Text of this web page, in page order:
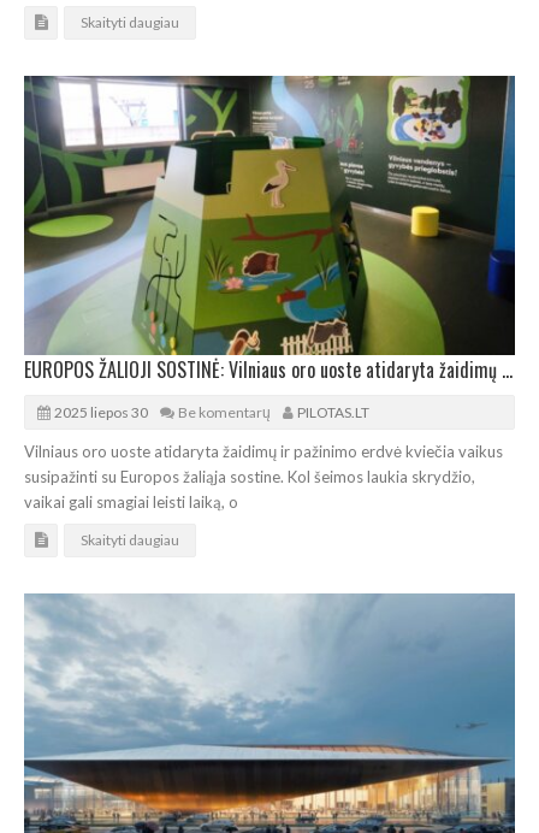
Skaityti daugiau
EUROPOS ŽALIOJI SOSTINĖ: Vilniaus oro uoste atidaryta žaidimų ir pažinimo erdvė vaikams
2025 liepos 30 Be komentarų PILOTAS.LT
Vilniaus oro uoste atidaryta žaidimų ir pažinimo erdvė kviečia vaikus
susipažinti su Europos žaliąja sostine. Kol šeimos laukia skrydžio,
vaikai gali smagiai leisti laiką, o
Skaityti daugiau